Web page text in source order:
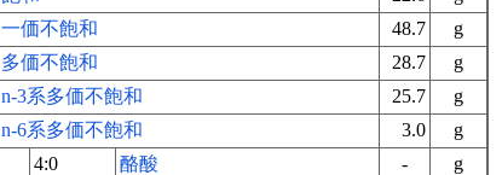
一価不飽和
48.7
g
多価不飽和
28.7
g
n-3系多価不飽和
25.7
g
n-6系多価不飽和
3.0 g
4:0 酪酸 -
g